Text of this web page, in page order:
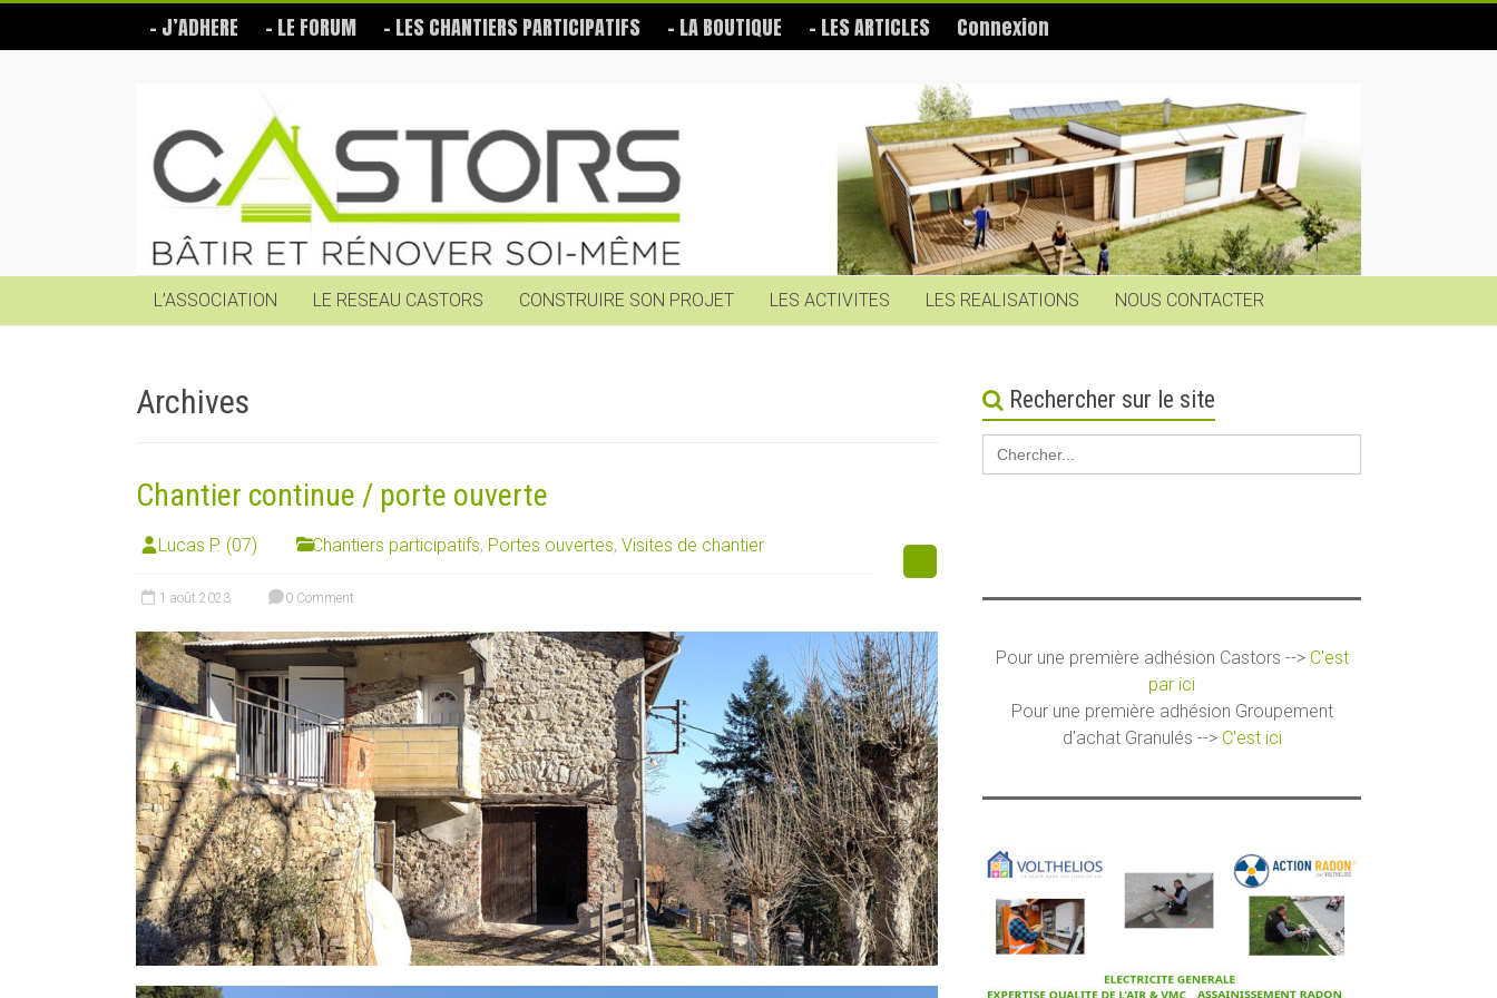
content
– J’ADHERE – LE FORUM – LES CHANTIERS PARTICIPATIFS – LA BOUTIQUE – LES ARTICLES Connexion
Castors
Bâtir
soi-
même
L’ASSOCIATION
LE RESEAU CASTORS CONSTRUIRE SON PROJET LES ACTIVITES LES REALISATIONS NOUS CONTACTER
Archives
Chantier continue / porte ouverte
Lucas P. (07) Chantiers participatifs, Portes ouvertes, Visites de chantier
1 août 2023 0 Comment
Rechercher sur le site
Search
for:
Pour une première adhésion Castors --> C'est
par ici
Pour une première adhésion Groupement
d'achat Granulés --> C'est ici